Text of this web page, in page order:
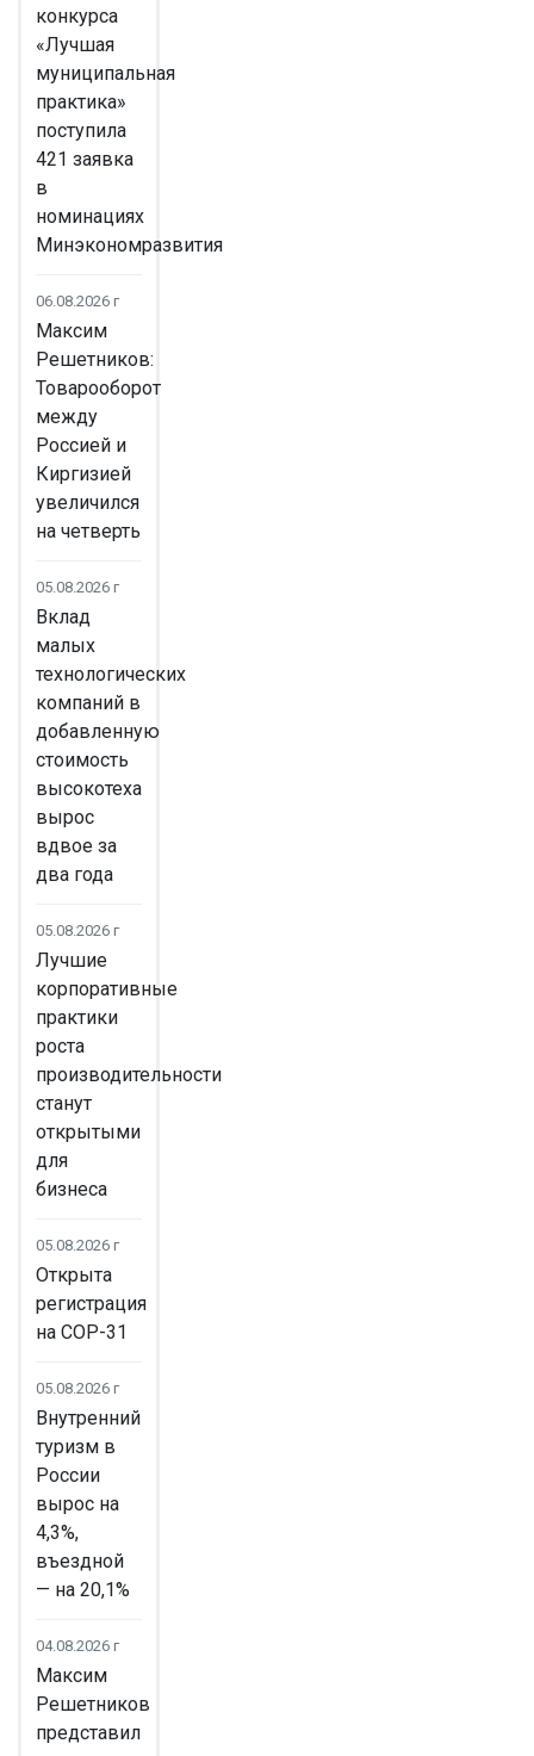
конкурса
«Лучшая
муниципальная
практика»
поступила
421 заявка
в
номинациях
Минэкономразвития
06.08.2026 г
Максим
Решетников:
Товарооборот
между
Россией и
Киргизией
увеличился
на четверть
05.08.2026 г
Вклад
малых
технологических
компаний в
добавленную
стоимость
высокотеха
вырос
вдвое за
два года
05.08.2026 г
Лучшие
корпоративные
практики
роста
производительности
станут
открытыми
для
бизнеса
05.08.2026 г
Открыта
регистрация
на COP-31
05.08.2026 г
Внутренний
туризм в
России
вырос на
4,3%,
въездной
— на 20,1%
04.08.2026 г
Максим
Решетников
представил